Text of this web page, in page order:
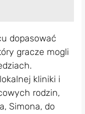
dopasować
gracze mogli
kliniki i
rodzin,
Simona, do